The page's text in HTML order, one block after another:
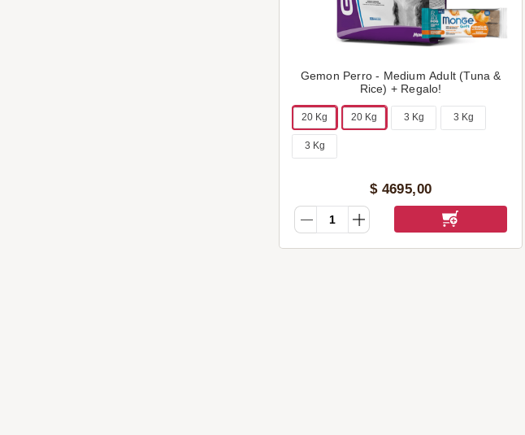
Gemon Perro - Medium Adult (Tuna &
Rice) + Regalo!
20 Kg 20 Kg 3 Kg 3 Kg
3 Kg
$ 4695,00